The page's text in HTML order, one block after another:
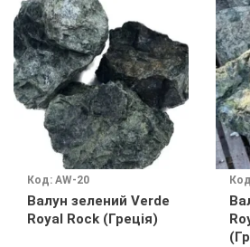
Код: AW-20
Валун зелений Verde
Royal Rock (Греція)